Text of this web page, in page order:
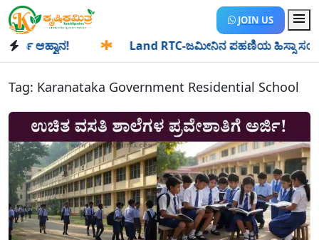
JOIN US
ಆಹ್ವಾನ! Land RTC-ಜಮೀನಿನ ಪಹಣಿಯ ಹಿಸ್ಸಾ ಸಂಖ್ಯೆ
Tag: Karanataka Government Residential School